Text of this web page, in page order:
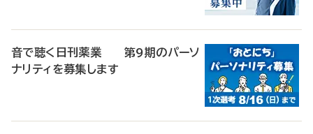
音で聴く日刊薬業 第9期のパーソ
ナリティを募集します